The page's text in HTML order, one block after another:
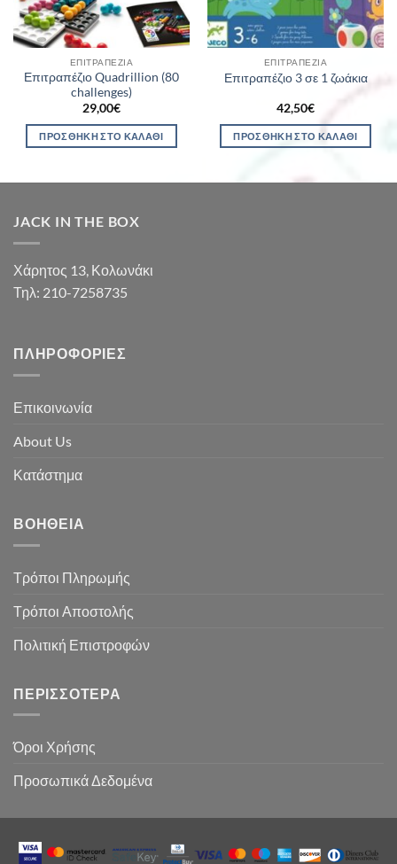
ΕΠΙΤΡΑΠΈΖΙΑ
Επιτραπέζιο Quadrillion (80
challenges)
29,00€
ΠΡΟΣΘΉΚΗ ΣΤΟ ΚΑΛΆΘΙ
ΕΠΙΤΡΑΠΈΖΙΑ
Επιτραπέζιο 3 σε 1 ζωάκια
42,50€
ΠΡΟΣΘΉΚΗ ΣΤΟ ΚΑΛΆΘΙ
JACK IN THE BOX
Χάρητος 13, Κολωνάκι
Τηλ: 210-7258735
ΠΛΗΡΟΦΟΡΊΕΣ
Επικοινωνία
About Us
Κατάστημα
ΒΟΉΘΕΙΑ
Τρόποι Πληρωμής
Τρόποι Αποστολής
Πολιτική Επιστροφών
ΠΕΡΙΣΣΌΤΕΡΑ
Όροι Χρήσης
Προσωπικά Δεδομένα